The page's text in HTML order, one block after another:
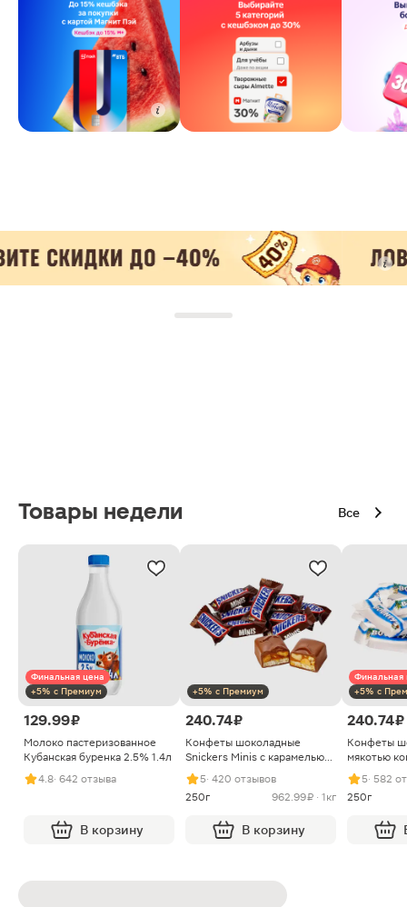
Товары недели Все
Финальная цена
+5% с Премиум
129.99 ₽
Молоко пастеризованное
Кубанская буренка 2.5% 1.4л
4.8· 642 отзыва
В корзину
+5% с Премиум
240.74 ₽
Конфеты шоколадные
Snickers Minis с карамелью
арахисом и нугой
5· 420 отзывов
250г
962.99 ₽ · 1кг
В корзину
Финальная
+5% с
240.74 ₽
Конфеты
мякотью
5· 582
250г